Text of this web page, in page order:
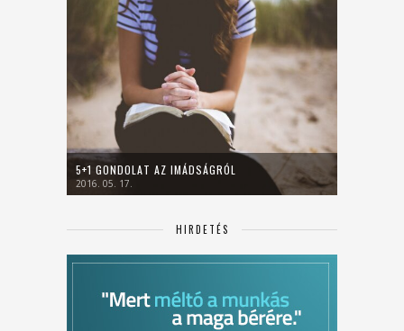
5+1 GONDOLAT AZ IMÁDSÁGRÓL
2016. 05. 17.
HIRDETÉS